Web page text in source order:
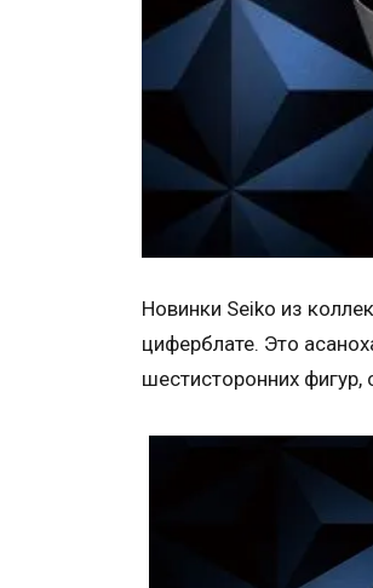
Новинки Seiko из
циферблате. Это
шестисторонних